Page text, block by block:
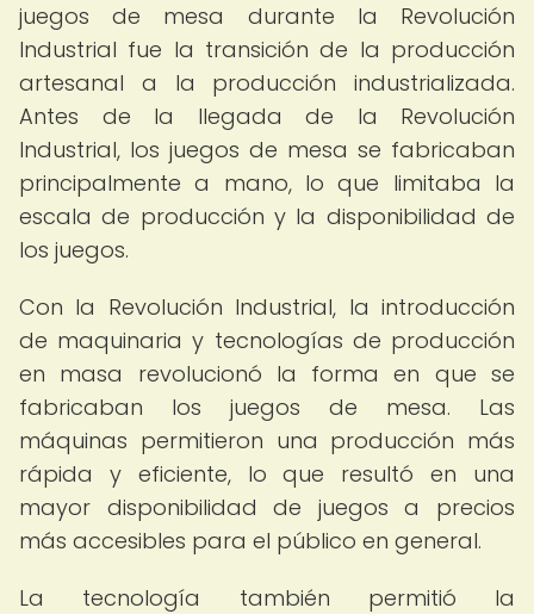
juegos de mesa durante la Revolución
Industrial fue la transición de la producción
artesanal a la producción industrializada.
Antes de la llegada de la Revolución
Industrial, los juegos de mesa se fabricaban
principalmente a mano, lo que limitaba la
escala de producción y la disponibilidad de
los juegos.
Con la Revolución Industrial, la introducción
de maquinaria y tecnologías de producción
en masa revolucionó la forma en que se
fabricaban los juegos de mesa. Las
máquinas permitieron una producción más
rápida y eficiente, lo que resultó en una
mayor disponibilidad de juegos a precios
más accesibles para el público en general.
La tecnología también permitió la